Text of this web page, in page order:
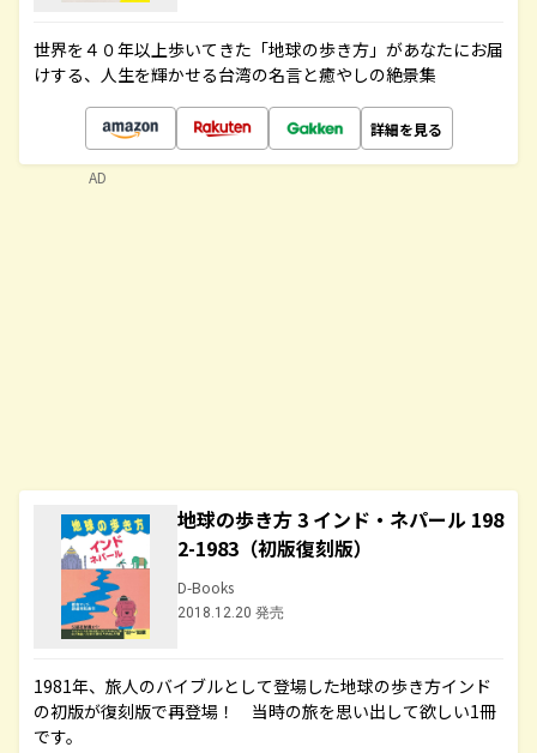
世界を４０年以上歩いてきた「地球の歩き方」があなたにお届
けする、人生を輝かせる台湾の名言と癒やしの絶景集
詳細を見る
地球の歩き方 3 インド・ネパール 198
2-1983（初版復刻版）
D-Books
2018.12.20 発売
1981年、旅人のバイブルとして登場した地球の歩き方インド
の初版が復刻版で再登場！ 当時の旅を思い出して欲しい1冊
です。
AD